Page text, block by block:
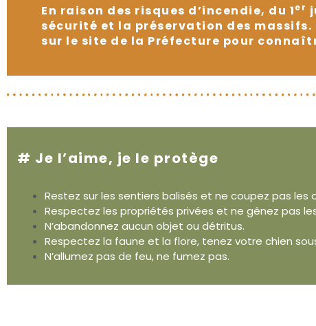
En raison des risques d’incendie, du 1er
sécurité et la préservation des massifs.
sur le site de la Préfecture pour
# Je l’aime, je le protège
Restez sur les sentiers balisés et ne coupez pas
Respectez les propriétés privées et ne gênez pas
N’abandonnez aucun objet ou détritus.
Respectez la faune et la flore, tenez votre chien
N’allumez pas de feu, ne fumez pas.